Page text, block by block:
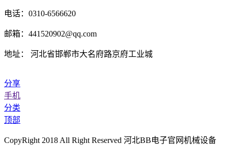
电话：0310-6566620
邮箱：441520902@qq.com
地址： 河北省邯郸市大名府路京府工业城
分享
手机
分类
顶部
CopyRight 2018 All Right Reserved 河北BB电子官网机械设备